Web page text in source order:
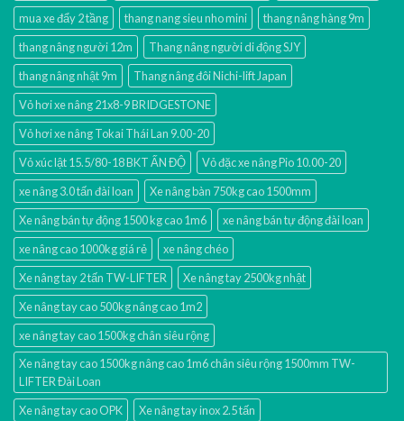
mua xe đẩy 2 tầng
thang nang sieu nho mini
thang nâng hàng 9m
thang nâng người 12m
Thang nâng người di động SJY
thang nâng nhật 9m
Thang nâng đôi Nichi-lift Japan
Vỏ hơi xe nâng 21x8-9 BRIDGESTONE
Vỏ hơi xe nâng Tokai Thái Lan 9.00-20
Vỏ xúc lật 15.5/80-18 BKT ẤN ĐỘ
Vỏ đặc xe nâng Pio 10.00-20
xe nâng 3.0 tấn đài loan
Xe nâng bàn 750kg cao 1500mm
Xe nâng bán tự động 1500 kg cao 1m6
xe nâng bán tự động đài loan
xe nâng cao 1000kg giá rẻ
xe nâng chéo
Xe nâng tay 2 tấn TW-LIFTER
Xe nâng tay 2500kg nhật
Xe nâng tay cao 500kg nâng cao 1m2
xe nâng tay cao 1500kg chân siêu rộng
Xe nâng tay cao 1500kg nâng cao 1m6 chân siêu rộng 1500mm TW-
LIFTER Đài Loan
Xe nâng tay cao OPK
Xe nâng tay inox 2.5 tấn